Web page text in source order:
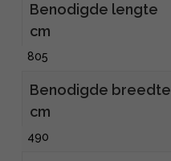
Benodigde lengte
cm
805
Benodigde breedte
cm
490